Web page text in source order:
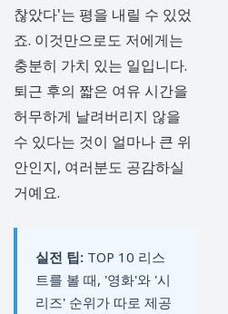
찮았다'는 평을 내릴 수 있었
죠. 이것만으로도 저에게는
충분히 가치 있는 일입니다.
퇴근 후의 짧은 여유 시간을
허무하게 날려버리지 않을
수 있다는 것이 얼마나 큰 위
안인지, 여러분도 공감하실
거예요.
실전 팁: TOP 10 리스
트를 볼 때, '영화'와 '시
리즈' 순위가 따로 제공